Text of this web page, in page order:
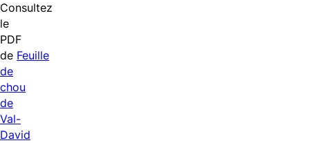
Consultez
le
PDF
de Feuille
de
chou
de
Val-
David